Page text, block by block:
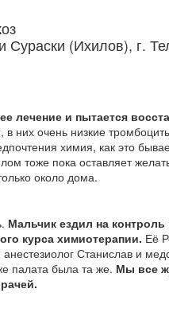
Сураски (Ихилов), г.
и пытается
них очень низкие
химия, как это
тоже пока оставляет
около дома.
Мальчик ездил на контроль
курса химиотерапии. Её
Станислав и
палата была та же. Мы все